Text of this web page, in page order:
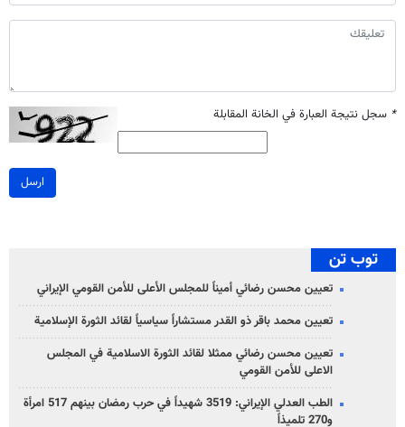
* سجل نتيجة العبارة في الخانة المقابلة
ارسل
توب تن
تعيين محسن رضائي أميناً للمجلس الأعلى للأمن القومي الإيراني
تعيين محمد باقر ذو القدر مستشاراً سياسياً لقائد الثورة الإسلامية
تعيين محسن رضائي ممثلا لقائد الثورة الاسلامية في المجلس
الاعلى للأمن القومي
الطب العدلي الإيراني: 3519 شهيداً في حرب رمضان بينهم 517 امرأة
و270 تلميذاً